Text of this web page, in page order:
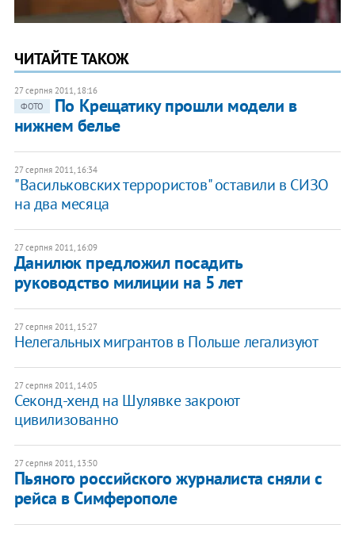
ЧИТАЙТЕ ТАКОЖ
27 серпня 2011, 18:16
ФОТО
По Крещатику прошли модели в
нижнем белье
27 серпня 2011, 16:34
"Васильковских террористов" оставили в СИЗО
на два месяца
27 серпня 2011, 16:09
Данилюк предложил посадить
руководство милиции на 5 лет
27 серпня 2011, 15:27
Нелегальных мигрантов в Польше легализуют
27 серпня 2011, 14:05
Секонд-хенд на Шулявке закроют
цивилизованно
27 серпня 2011, 13:50
Пьяного российского журналиста сняли с
рейса в Симферополе